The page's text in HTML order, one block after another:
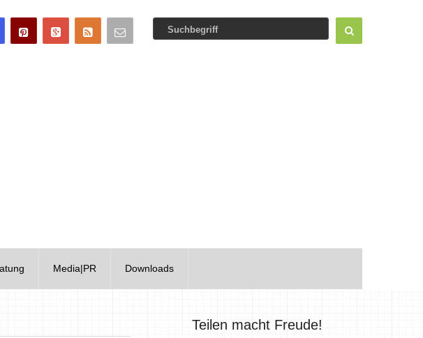
Media|PR Downloads
Teilen macht Freude!